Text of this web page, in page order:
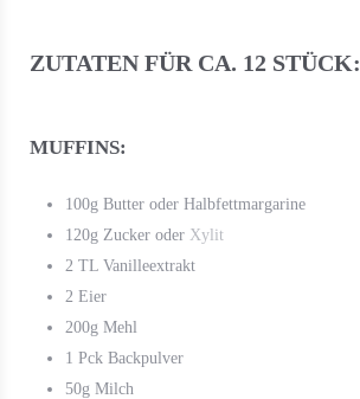
ZUTATEN FÜR CA. 12 STÜCK:
MUFFINS:
100g Butter oder Halbfettmargarine
120g Zucker oder Xylit
2 TL Vanilleextrakt
2 Eier
200g Mehl
1 Pck Backpulver
50g Milch